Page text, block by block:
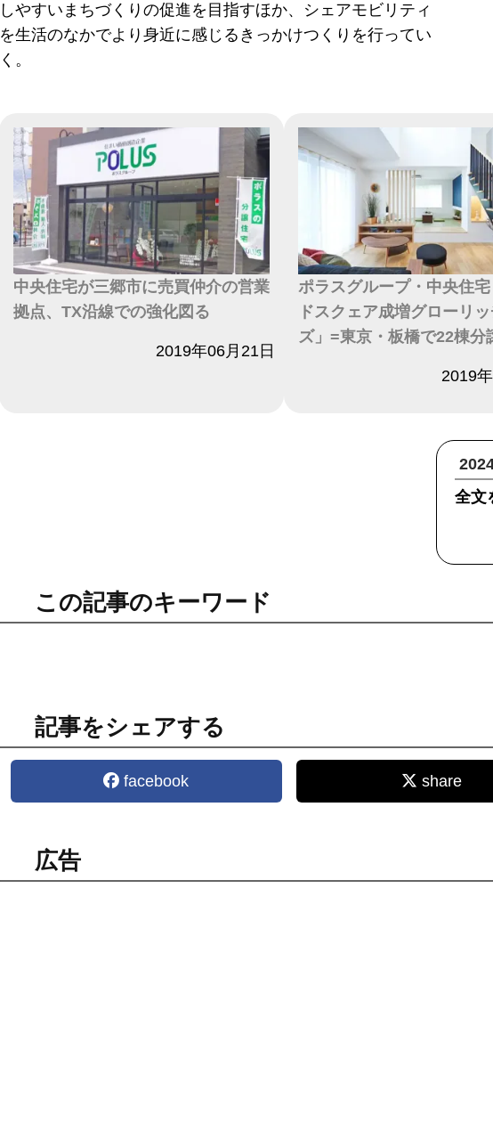
しやすいまちづくりの促進を目指すほか、シェアモビリティ
を生活のなかでより身近に感じるきっかけつくりを行ってい
く。
中央住宅が三郷市に売買仲介の営業
拠点、TX沿線での強化図る
2019年06月21日
ポラスグループ・中央住
ドスクェア成増グローリ
ズ」=東京・板橋で22棟分
2019
全文
この記事のキーワード
記事をシェアする
facebook share
広告